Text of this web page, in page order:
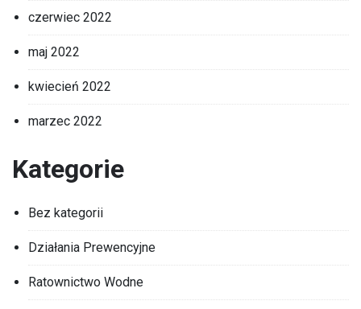
czerwiec 2022
maj 2022
kwiecień 2022
marzec 2022
Kategorie
Bez kategorii
Działania Prewencyjne
Ratownictwo Wodne